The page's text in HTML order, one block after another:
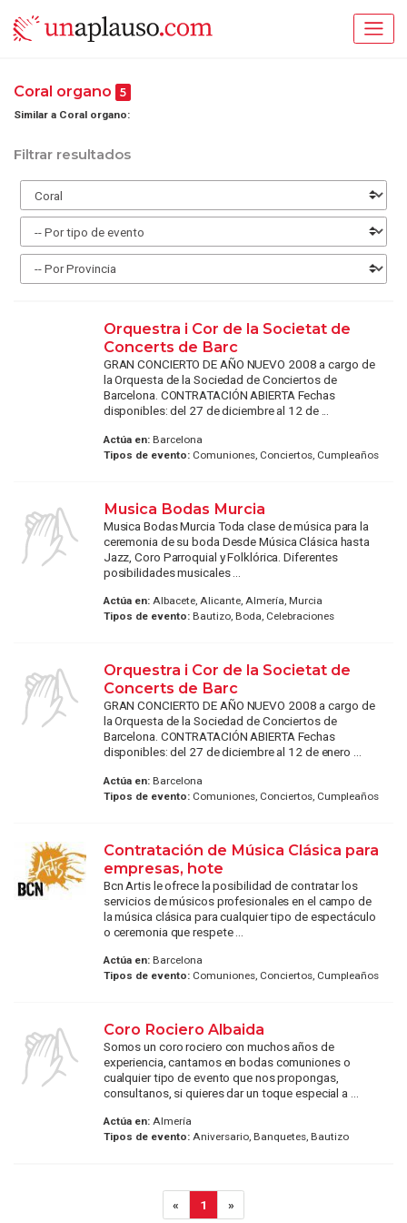
Coral organo 5
Similar a Coral organo:
Filtrar resultados
Orquestra i Cor de la Societat de
Concerts de Barc
GRAN CONCIERTO DE AÑO NUEVO 2008 a cargo de
la Orquesta de la Sociedad de Conciertos de
Barcelona. CONTRATACIÓN ABIERTA Fechas
disponibles: del 27 de diciembre al 12 de ...
Actúa en:Barcelona
Tipos de evento:Comuniones, Conciertos, Cumpleaños
Musica Bodas Murcia
Musica Bodas Murcia Toda clase de música para la
ceremonia de su boda Desde Música Clásica hasta
Jazz, Coro Parroquial y Folklórica. Diferentes
posibilidades musicales ...
Actúa en:Albacete, Alicante, Almería, Murcia
Tipos de evento:Bautizo, Boda, Celebraciones
Orquestra i Cor de la Societat de
Concerts de Barc
GRAN CONCIERTO DE AÑO NUEVO 2008 a cargo de
la Orquesta de la Sociedad de Conciertos de
Barcelona. CONTRATACIÓN ABIERTA Fechas
disponibles: del 27 de diciembre al 12 de enero ...
Actúa en:Barcelona
Tipos de evento:Comuniones, Conciertos, Cumpleaños
Contratación de Música Clásica para
empresas, hote
Bcn Artis le ofrece la posibilidad de contratar los
servicios de músicos profesionales en el campo de
la música clásica para cualquier tipo de espectáculo
o ceremonia que respete ...
Actúa en:Barcelona
Tipos de evento:Comuniones, Conciertos, Cumpleaños
Coro Rociero Albaida
Somos un coro rociero con muchos años de
experiencia, cantamos en bodas comuniones o
cualquier tipo de evento que nos propongas,
consultanos, si quieres dar un toque especial a ...
Actúa en:Almería
Tipos de evento:Aniversario, Banquetes, Bautizo
« 1 »